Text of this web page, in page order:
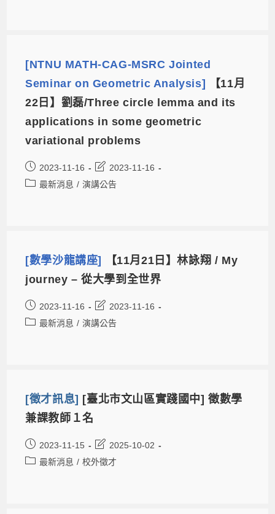
[NTNU MATH-CAG-MSRC Jointed
Seminar on Geometric Analysis]
【11月
22日】劉磊/Three circle lemma and its
applications in some geometric
variational problems
2023-11-16
2023-11-16
最新消息 / 演講公告
[數學沙龍講座]
【11月21日】林詠翔 / My
journey – 從大學到全世界
2023-11-16
2023-11-16
最新消息 / 演講公告
[徵才訊息] [臺北市文山區實踐國中] 徵數學
兼課教師１名
2023-11-15
2025-10-02
最新消息 / 校外徵才